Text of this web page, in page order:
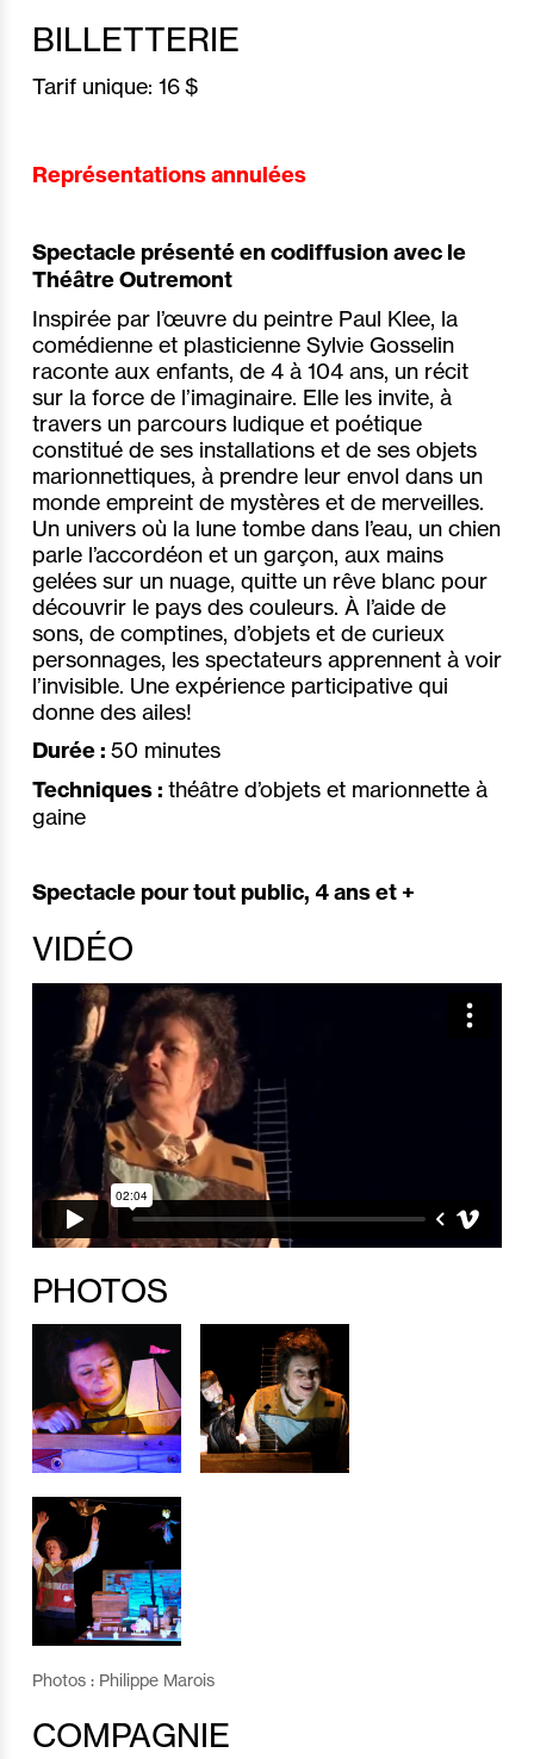
BILLETTERIE
Tarif unique: 16 $
Représentations annulées
Spectacle présenté en codiffusion avec le
Théâtre Outremont
Inspirée par l’œuvre du peintre Paul Klee, la
comédienne et plasticienne Sylvie Gosselin
raconte aux enfants, de 4 à 104 ans, un récit
sur la force de l’imaginaire. Elle les invite, à
travers un parcours ludique et poétique
constitué de ses installations et de ses objets
marionnettiques, à prendre leur envol dans un
monde empreint de mystères et de merveilles.
Un univers où la lune tombe dans l’eau, un chien
parle l’accordéon et un garçon, aux mains
gelées sur un nuage, quitte un rêve blanc pour
découvrir le pays des couleurs. À l’aide de
sons, de comptines, d’objets et de curieux
personnages, les spectateurs apprennent à voir
l’invisible. Une expérience participative qui
donne des ailes!
Durée : 50 minutes
Techniques : théâtre d’objets et marionnette à
gaine
Spectacle pour tout public, 4 ans et +
VIDÉO
PHOTOS
Photos : Philippe Marois
COMPAGNIE